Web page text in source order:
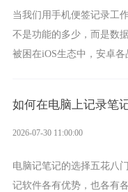
当我们用手机便签记录工
不是功能的多少，而是数
被困在iOS生态中，安卓各
如何在电脑上记录笔
2026-07-30 11:00:00
电脑记笔记的选择五花八
记软件各有优势，也各有